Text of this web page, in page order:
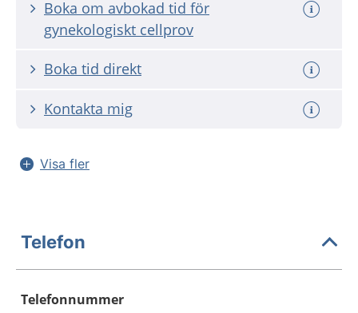
Boka om avbokad tid för
gynekologiskt cellprov
Boka tid direkt
Kontakta mig
Visa fler
Telefon
Telefonnummer